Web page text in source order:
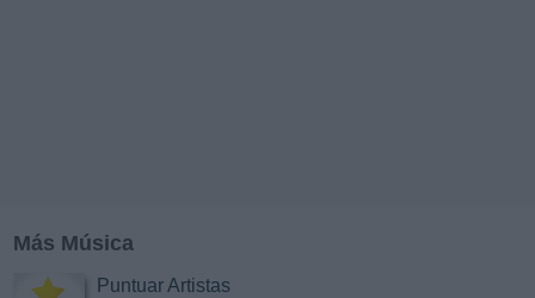
Más Música
Puntuar Artistas